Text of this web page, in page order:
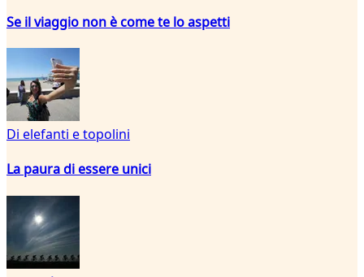
Se il viaggio non è come te lo aspetti
Di elefanti e topolini
La paura di essere unici